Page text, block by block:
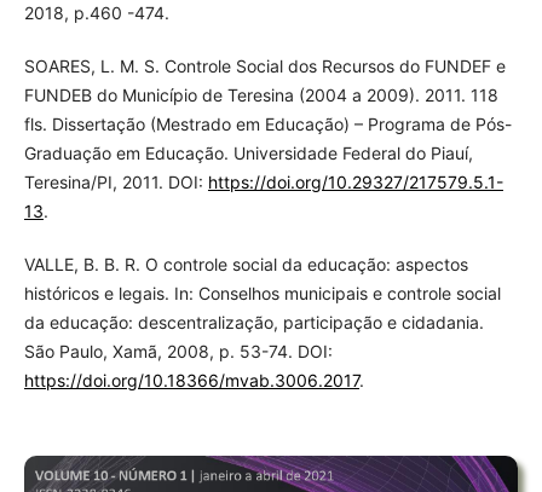
2018, p.460 -474.
SOARES, L. M. S. Controle Social dos Recursos do FUNDEF e
FUNDEB do Município de Teresina (2004 a 2009). 2011. 118
fls. Dissertação (Mestrado em Educação) – Programa de Pós-
Graduação em Educação. Universidade Federal do Piauí,
Teresina/PI, 2011. DOI: https://doi.org/10.29327/217579.5.1-
13.
VALLE, B. B. R. O controle social da educação: aspectos
históricos e legais. In: Conselhos municipais e controle social
da educação: descentralização, participação e cidadania.
São Paulo, Xamã, 2008, p. 53-74. DOI:
https://doi.org/10.18366/mvab.3006.2017.